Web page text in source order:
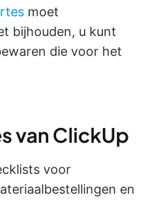
moet
bijhouden, u kunt
die voor het
van ClickUp
voor
en